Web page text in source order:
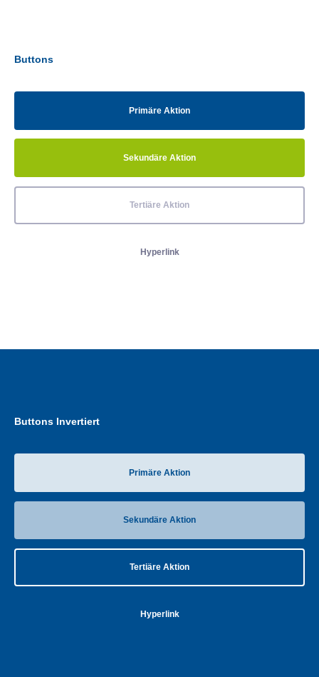
Buttons
Primäre Aktion
Sekundäre Aktion
Tertiäre Aktion
Hyperlink
Buttons Invertiert
Primäre Aktion
Sekundäre Aktion
Tertiäre Aktion
Hyperlink